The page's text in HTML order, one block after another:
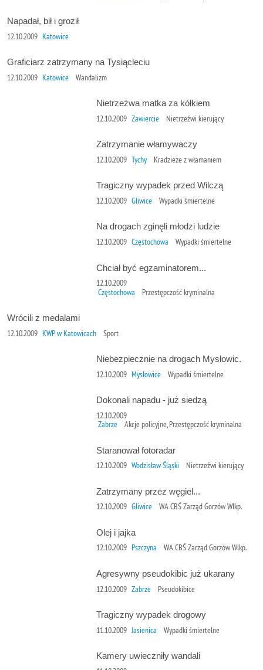
Napadał, bił i groził
12.10.2009 Katowice
Graficiarz zatrzymany na Tysiącleciu
12.10.2009 Katowice Wandalizm
Nietrzeźwa matka za kółkiem
12.10.2009 Zawiercie Nietrzeźwi kierujący
Zatrzymanie włamywaczy
12.10.2009 Tychy Kradzieże z włamaniem
Tragiczny wypadek przed Wilczą
12.10.2009 Gliwice Wypadki śmiertelne
Na drogach zginęli młodzi ludzie
12.10.2009 Częstochowa Wypadki śmiertelne
Chciał być egzaminatorem...
12.10.2009
Częstochowa Przestępczość kryminalna
Wrócili z medalami
12.10.2009 KWP w Katowicach Sport
Niebezpiecznie na drogach Mysłowic.
12.10.2009 Mysłowice Wypadki śmiertelne
Dokonali napadu - już siedzą
12.10.2009
Zabrze Akcje policyjne, Przestępczość kryminalna
Staranował fotoradar
12.10.2009 Wodzisław Śląski Nietrzeźwi kierujący
Zatrzymany przez węgiel...
12.10.2009 Gliwice WA CBŚ Zarząd Gorzów Wlkp.
Olej i jajka
12.10.2009 Pszczyna WA CBŚ Zarząd Gorzów Wlkp.
Agresywny pseudokibic już ukarany
12.10.2009 Zabrze Pseudokibice
Tragiczny wypadek drogowy
11.10.2009 Jasienica Wypadki śmiertelne
Kamery uwieczniły wandali